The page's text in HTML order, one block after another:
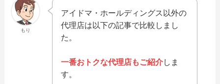
もり
アイドマ・ホールディングス以外の
代理店は以下の記事で比較しまし
た。
一番おトクな代理店もご紹介しま
す。